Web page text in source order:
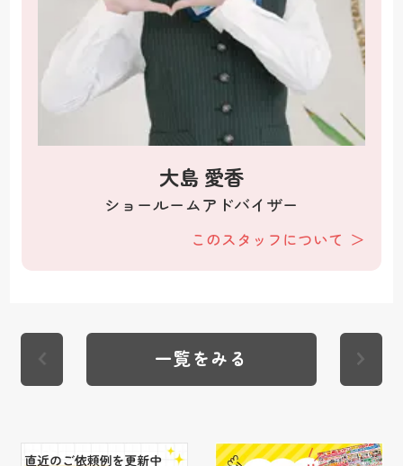
大島 愛香
ショールームアドバイザー
このスタッフについて
一覧をみる